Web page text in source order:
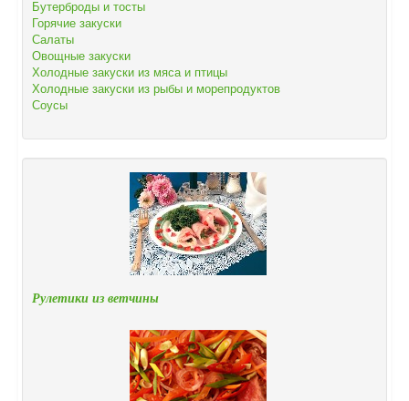
Бутерброды и тосты
Горячие закуски
Салаты
Овощные закуски
Холодные закуски из мяса и птицы
Холодные закуски из рыбы и морепродуктов
Соусы
Рулетики из ветчины